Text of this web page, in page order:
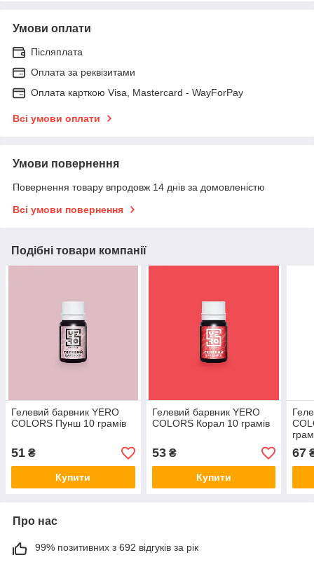
Умови оплати
Післяплата
Оплата за реквізитами
Оплата карткою Visa, Mastercard - WayForPay
Всі умови оплати
Умови повернення
Повернення товару впродовж 14 днів за домовленістю
Всі умови повернення
Подібні товари компанії
Гелевий барвник YERO
COLORS Пунш 10 грамів
51 ₴
Купити
Гелевий барвник YERO
COLORS Корал 10 грамів
53₴
Купити
67
Про нас
99% позитивних з 692 відгуків за рік